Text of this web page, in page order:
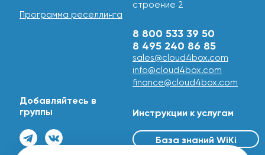
настройке и обслуживанию вашего хостинга. Мы
предлагаем оптимальную цену за
обеспечивая при этом полный контроль и
максимальную надежность. Переходите к выбору
тарифа и убедитесь в качестве наших услуг.
Программа реселлинга
Добавляйтесь в
группы
строение 2
8 800 533 39 50
8 495 240 86 85
sales@cloud4box.com
info@cloud4box.com
finance@cloud4box.com
Инструкции к услугам
База знаний WiKi